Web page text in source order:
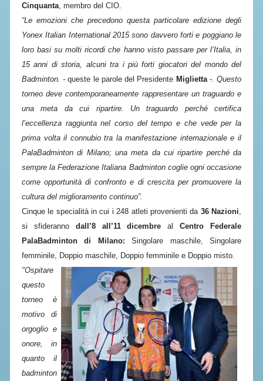
Cinquanta , membro del CIO.
“Le emozioni che precedono questa particolare edizione degli
Yonex Italian International 2015 sono davvero forti e poggiano le
loro basi su molti ricordi che hanno visto passare per l’Italia, in
15 anni di storia, alcuni tra i più forti giocatori del mondo del
Badminton. -queste le parole del Presidente Miglietta -. Questo
torneo deve contemporaneamente rappresentare un traguardo e
una meta da cui ripartire. Un traguardo perché certifica
l’eccellenza raggiunta nel corso del tempo e che vede per la
prima volta il connubio tra la manifestazione internazionale e il
PalaBadminton di Milano; una meta da cui ripartire perché da
sempre la Federazione Italiana Badminton coglie ogni occasione
come opportunità di confronto e di crescita per promuovere la
cultura del miglioramento continuo”.
Cinque le specialità in cui i 248 atleti provenienti da 36 Nazioni
si sfideranno dall’8 all’11 dicembre alCentro Federale
PalaBadminton di Milano: Singolare maschile, Singolare
femminile, Doppio maschile, Doppio femminile e Doppio misto.
"Ospitare
questo
torneo è
motivo di
orgoglio e
onore, in
quanto il
badminton
VOLA CON NOI
CENTRI TECNICI TERRITORIALI
COMMISSIONE ATLETI
TESSERAMENTO
AFFILIAZIONE E TESSERAMENTO
QUOTE E TASSE
CONVENZIONI
ACCEDI AL TESSERAMENTO ON
LINE
ASSICURAZIONE
MODULI
AFFILIARE UN ESD
GARE ED EVENTI
CALENDARIO
COMUNICATI
ALBO D'ORO CAMPIONATI ITALIANI
CAMPIONATI A SQUADRE